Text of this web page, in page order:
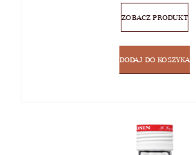
ZOBACZ PRODUKT
DODAJ DO KOSZYKA